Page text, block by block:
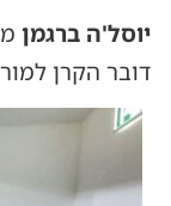
יוסל'ה ברגמן
דובר הקרן